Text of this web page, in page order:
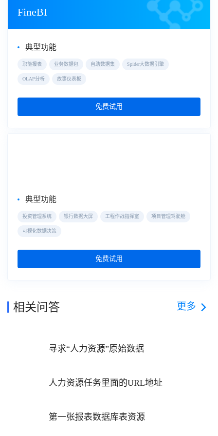
FineBI
典型功能
职能报表 业务数据包 自助数据集 Spider大数据引擎
OLAP分析 故事仪表板
免费试用
典型功能
投资管理系统 银行数据大屏 工程作战指挥室 项目管理驾驶舱
可视化数据决策
免费试用
相关问答 更多
寻求“人力资源”原始数据
人力资源任务里面的URL地址
第一张报表数据库表资源